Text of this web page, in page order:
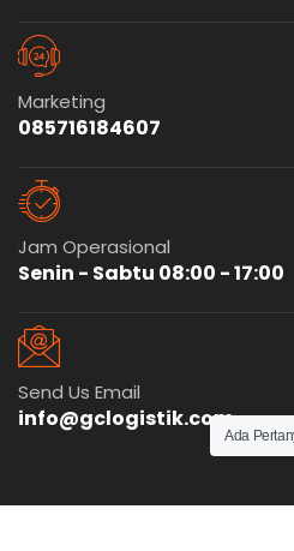
Marketing
085716184607
Jam Operasional
Senin - Sabtu 08:00 - 17:00
Send Us Email
info@gclogistik.com
Ada